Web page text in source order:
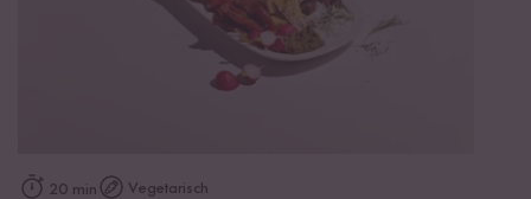
20 min Vegetarisch